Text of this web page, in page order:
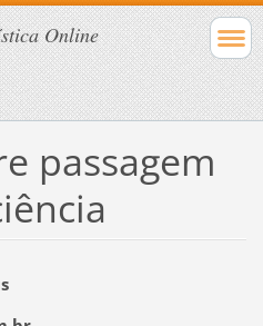
Online
passagem